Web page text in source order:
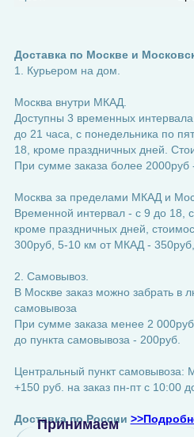
Доставка по Москве и
1. Курьером на дом.
Москва внутри МКАД.
Доступны 3 временных
до 21 часа, с понедельника по
18, кроме праздничных дней.
При сумме заказа более 2000руб
Москва за пределами МКАД и
Временной интервал - с 9 до 18,
кроме праздничных дней,
300руб, 5-10 км от МКАД -
2. Самовывоз.
В Москве заказ можно забрать в
самовывоза
При сумме заказа менее 2 000руб
до пункта самовывоза - 200руб.
Центральный пункт самовывоза:
+150 руб. на заказ пн-пт с 10:00
Доставка по России
Принимаем